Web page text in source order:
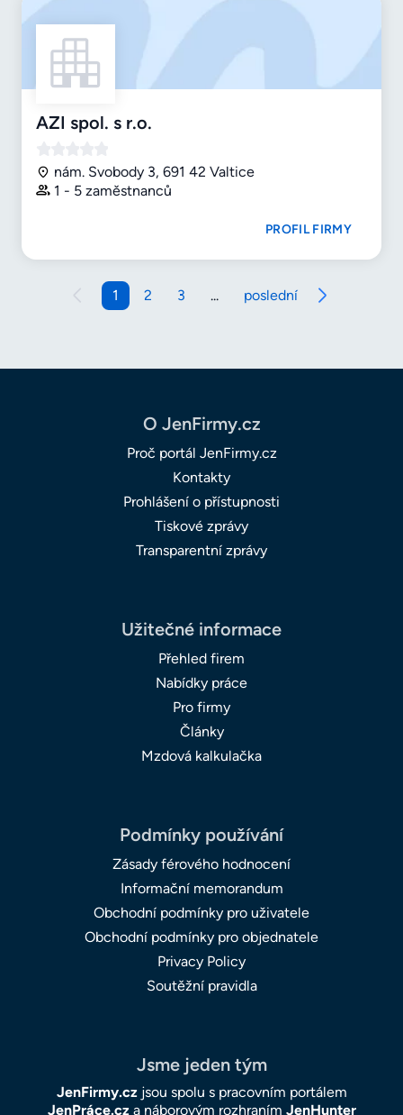
AZI spol. s r.o.
nám. Svobody 3, 691 42 Valtice
1 - 5 zaměstnanců
PROFIL FIRMY
1 2 3 ... poslední
O JenFirmy.cz
Proč portál JenFirmy.cz
Kontakty
Prohlášení o přístupnosti
Tiskové zprávy
Transparentní zprávy
Užitečné informace
Přehled firem
Nabídky práce
Pro firmy
Články
Mzdová kalkulačka
Podmínky používání
Zásady férového hodnocení
Informační memorandum
Obchodní podmínky pro uživatele
Obchodní podmínky pro objednatele
Privacy Policy
Soutěžní pravidla
Jsme jeden tým
JenFirmy.czjsou spolu s pracovním portálem
JenPráce.cza náborovým rozhraním JenHunter